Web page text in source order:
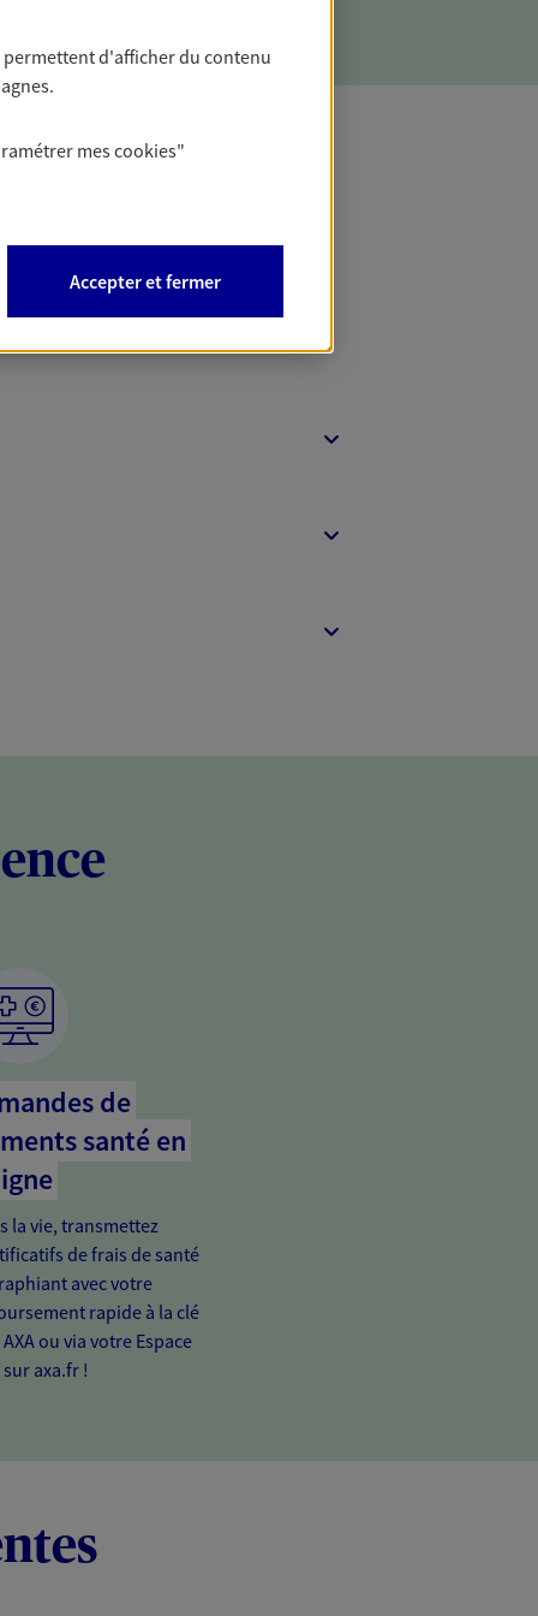
Protection
de
santé en
la vie, transmettez
de frais de santé
avec votre
rapide à la clé
ou via votre Espace
axa.fr !
d'afficher du contenu
mescookies"
Accepter et fermer